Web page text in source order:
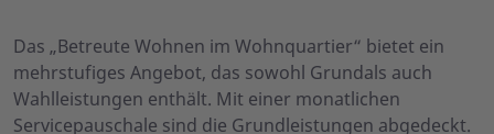
Das „Betreute Wohnen im Wohnquartier“ bietet ein
mehrstufiges Angebot, das sowohl Grundals auch
Wahlleistungen enthält. Mit einer monatlichen
Servicepauschale sind die Grundleistungen abgedeckt.